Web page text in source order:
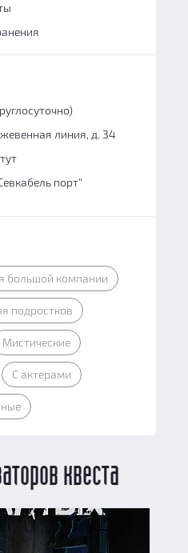
линия, д. 34
порт"
большой компании
подростков
Мистические
С актерами
квеста